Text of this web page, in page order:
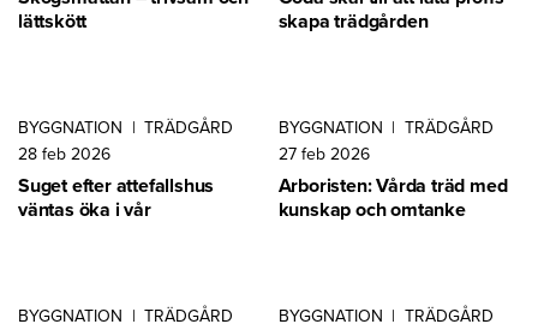
lättskött
skapa trädgården
BYGGNATION | TRÄDGÅRD
28 feb 2026
Suget efter attefallshus
väntas öka i vår
BYGGNATION | TRÄDGÅRD
27 feb 2026
Arboristen: Vårda träd med
kunskap och omtanke
BYGGNATION | TRÄDGÅRD
BYGGNATION | TRÄDGÅRD